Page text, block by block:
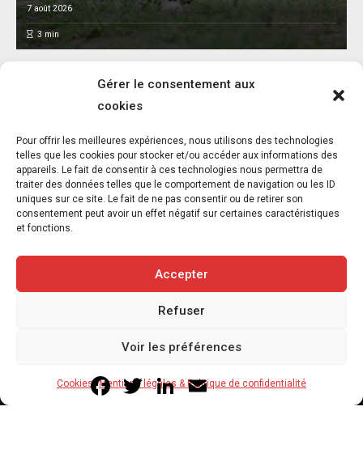
Gérer le consentement aux
cookies
Pour offrir les meilleures expériences, nous utilisons des technologies
telles que les cookies pour stocker et/ou accéder aux informations des
appareils. Le fait de consentir à ces technologies nous permettra de
traiter des données telles que le comportement de navigation ou les ID
uniques sur ce site. Le fait de ne pas consentir ou de retirer son
consentement peut avoir un effet négatif sur certaines caractéristiques
et fonctions.
Accepter
Refuser
Voir les préférences
Cookies Mentions légales & Politique de confidentialité
7 août 2026
3 min
L’association FUTUR dénonce le recours à
des « tirs sanitaires » sur des animaux
sauvages déjà victimes de l’incendie
d’Achères-la-Forêt
7 août 2026
Mentions légales & Politique de confidentialité
Cookies
FacebookTwitterLinkedInEmail